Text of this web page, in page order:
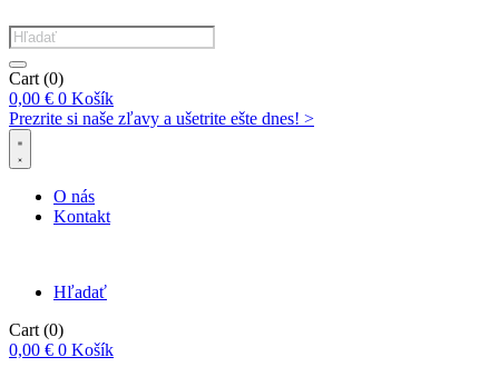
Products
search
Cart (0)
0,00 € 0 Košík
Prezrite si naše zľavy a ušetrite ešte dnes! >​
O nás
Kontakt
Hľadať
Cart (0)
0,00 € 0 Košík